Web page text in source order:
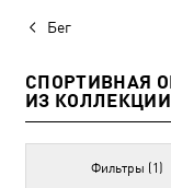
Бег
СПОРТИВНАЯ
ИЗ КОЛЛЕКЦИИ
Фильтры (1)